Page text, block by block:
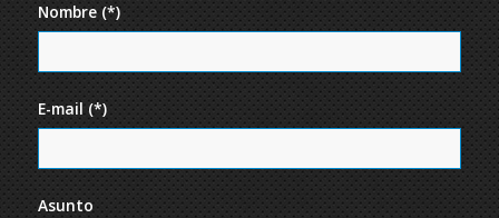
Nombre (*)
E-mail (*)
Asunto